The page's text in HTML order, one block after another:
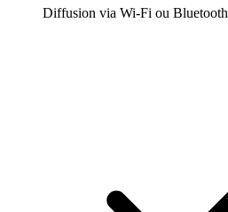
Diffusion via Wi-Fi ou Bluetooth